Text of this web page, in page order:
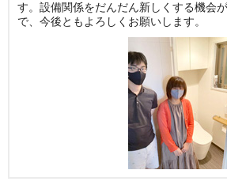
す。設備関係をだんだん新しくする機会
で、今後ともよろしくお願いします。